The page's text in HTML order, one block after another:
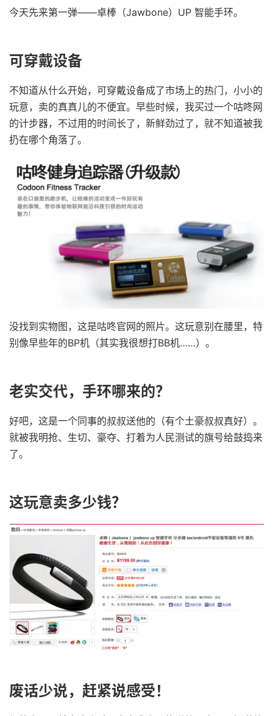
今天先来第一弹——卓棒（Jawbone）UP 智能手环。
可穿戴设备
不知道从什么开始，可穿戴设备成了市场上的热门，小小的
玩意，卖的真真儿的不便宜。早些时候，我买过一个咕咚网
的计步器，不过用的时间长了，新鲜劲过了，就不知道被我
扔在哪个角落了。
没找到实物图，这是咕咚官网的照片。这玩意别在腰里，特
别像早些年的BP机（其实我很想打BB机……）。
老实交代，手环哪来的？
好吧，这是一个同事的叔叔送他的（有个土豪叔叔真好）。
就被我明抢、生切、豪夺、打着为人民测试的旗号给鼓捣来
了。
这玩意卖多少钱？
废话少说，赶紧说感受！